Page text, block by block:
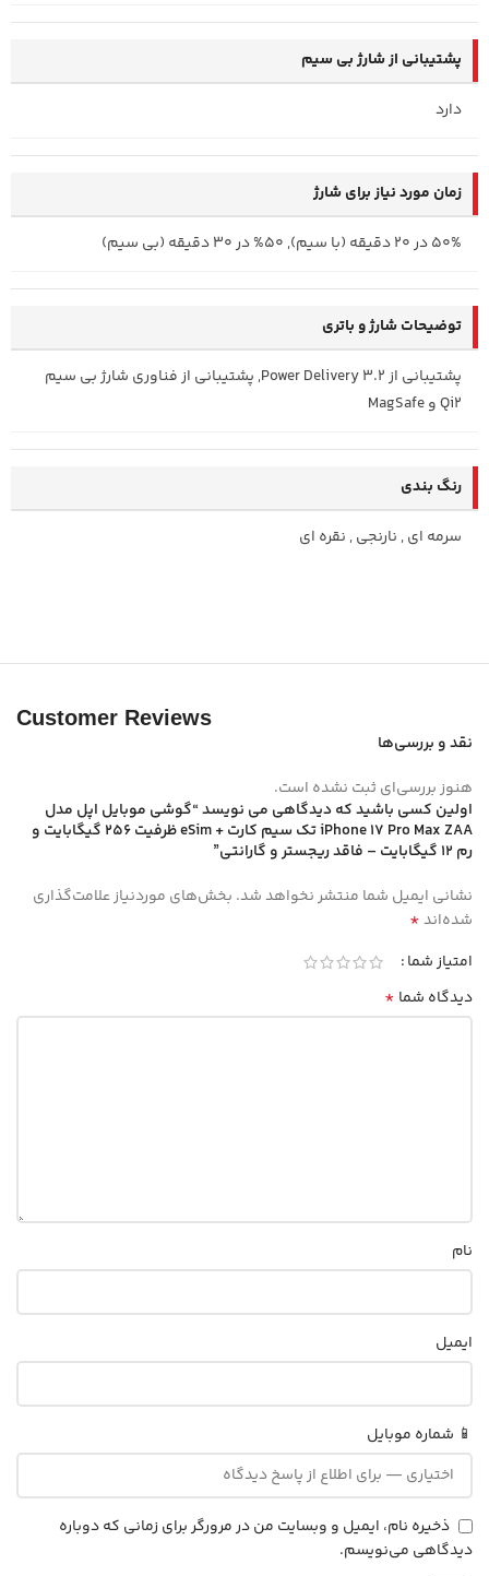
پشتیبانی از شارژ بی سیم
دارد
زمان مورد نیاز برای شارژ
50% در 20 دقیقه (با سیم), 50% در 30 دقیقه (بی سیم)
توضیحات شارژ و باتری
پشتیبانی از Power Delivery 3.2, پشتیبانی از فناوری شارژ بی سیم
Qi2 و MagSafe
رنگ بندی
سرمه ای,نارنجی,نقره ای
Customer Reviews
نقد و بررسی‌ها
هنوز بررسی‌ای ثبت نشده است.
اولین کسی باشید که دیدگاهی می نویسد “گوشی موبایل اپل مدل
iPhone 17 Pro Max ZAA تک سیم کارت + eSim ظرفیت 256 گیگابایت و
رم 12 گیگابایت – فاقد ریجستر و گارانتی”
نشانی ایمیل شما منتشر نخواهد شد. بخش‌های موردنیاز علامت‌گذاری
شده‌اند*
امتیاز شما
دیدگاه شما *
نام
ایمیل
📱 شماره موبایل
ذخیره نام، ایمیل و وبسایت من در مرورگر برای زمانی که دوباره
دیدگاهی می‌نویسم.